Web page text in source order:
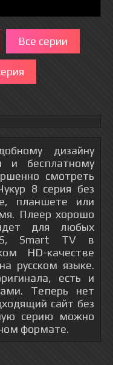
Все серии
дизайну
и бесплатному
смотреть
8 серия без
планшете или
Плеер хорошо
для любых
Smart TV в
HD-качестве
русском языке.
есть и
Теперь нет
сайт без
серию можно
формате.